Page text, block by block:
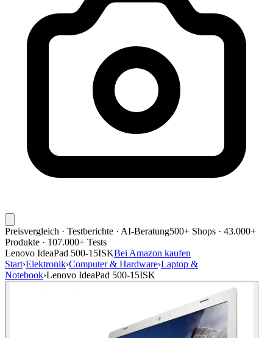
Preisvergleich · Testberichte · AI-Beratung500+ Shops · 43.000+
Produkte · 107.000+ Tests
Lenovo IdeaPad 500-15ISKBei Amazon kaufen
Start›Elektronik›Computer & Hardware›Laptop &
Notebook›Lenovo IdeaPad 500-15ISK